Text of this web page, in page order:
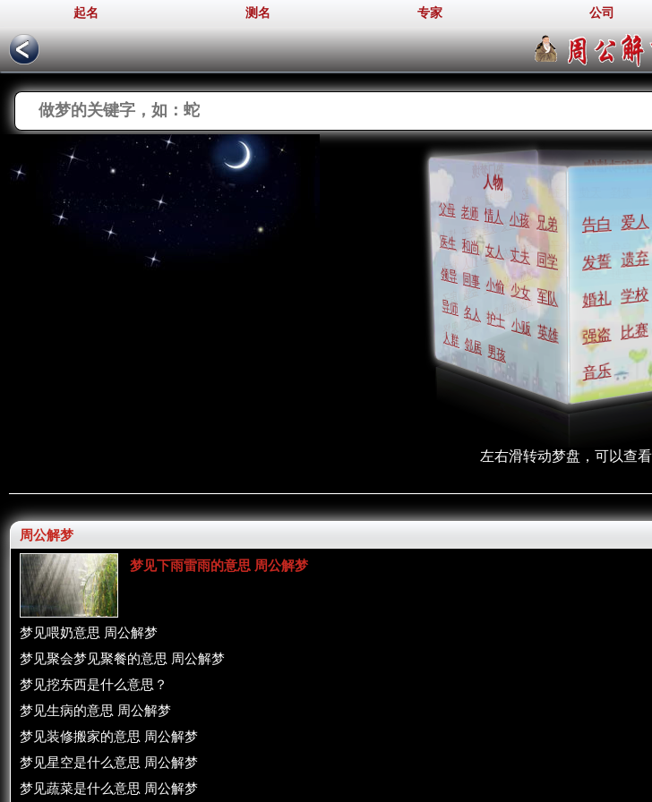
起名 测名 专家 公司
周公解梦
热门梦境
狗
火
死人
少女
父母
妻子
情人
丈夫
朋友
裸体
树木 厕所
飞机
春梦
房子 香水
流泪
乳房
仙女
鬼怪
人物
父母 老师 情人 小孩 兄弟
医生 和尚 女人 丈夫 同学
领导 同事 小偷 少女 军队
导师 名人 护士 小贩 英雄
人群 邻居 男孩
告白
发誓
婚礼
强盗
音乐
鬼神和动植物
巫婆
地狱
蚊子
老鼠
兔子
青蛙
天鹅
玫瑰
鸭子
狮子
左右滑转动梦盘，可以查看
周公解梦
梦见下雨雷雨的意思 周公解梦
梦见喂奶意思 周公解梦
梦见聚会梦见聚餐的意思 周公解梦
梦见挖东西是什么意思？
梦见生病的意思 周公解梦
梦见装修搬家的意思 周公解梦
梦见星空是什么意思 周公解梦
梦见蔬菜是什么意思 周公解梦